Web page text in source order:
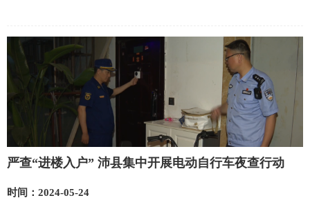
严查“进楼入户” 沛县集中开展电动自行车夜查行动
时间：2024-05-24